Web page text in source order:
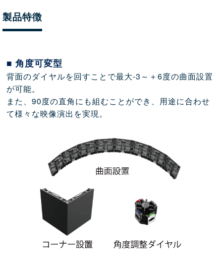
製品特徴
■ 角度可変型
背面のダイヤルを回すことで最大-3～＋6度の曲面設置
が可能。
また、90度の直角にも組むことができ、用途に合わせ
て様々な映像演出を実現。